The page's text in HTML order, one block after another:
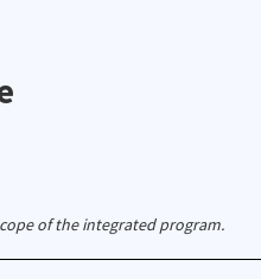
of the integrated program.